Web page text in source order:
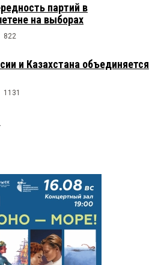
партий в
на выборах
822
и Казахстана объединяется
1131